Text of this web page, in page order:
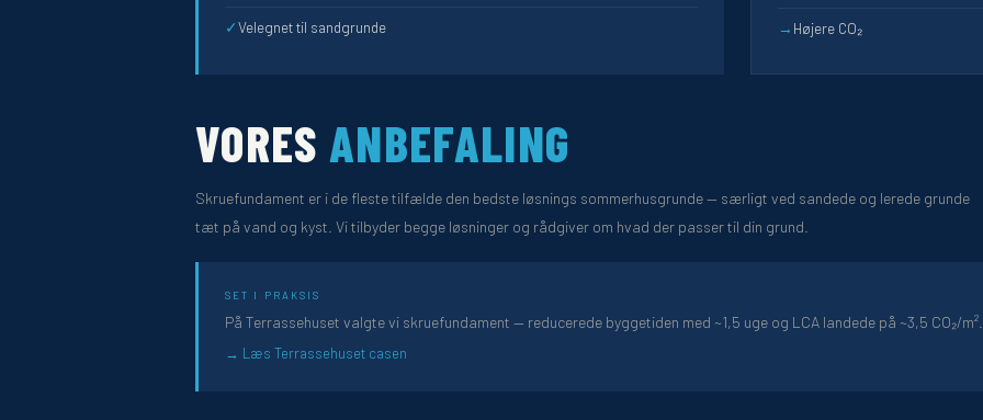
✓Velegnet til sandgrunde → Højere CO₂
VORES ANBEFALING
Skruefundament er i de fleste tilfælde den bedste løsnings sommerhusgrunde — særligt ved sandede og lerede grunde
tæt på vand og kyst. Vi tilbyder begge løsninger og rådgiver om hvad der passer til din grund.
SET I PRAKSIS
På Terrassehuset valgte vi skruefundament — reducerede byggetiden med ~1,5 uge og LCA landede på ~3,5 CO₂/m².
Læs Terrassehuset casen